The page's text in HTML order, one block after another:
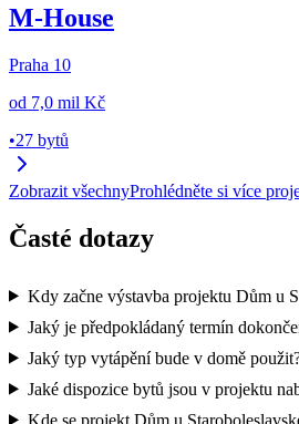
M-House
Praha 10
od 7,0 mil Kč
•27 bytů
Zobrazit všechnyProhlédněte si více
Časté dotazy
Kdy začne výstavba projektu Dům u
Jaký je předpokládaný termín
Jaký typ vytápění bude v domě
Jaké dispozice bytů jsou v projektu
Kde se projekt Dům u